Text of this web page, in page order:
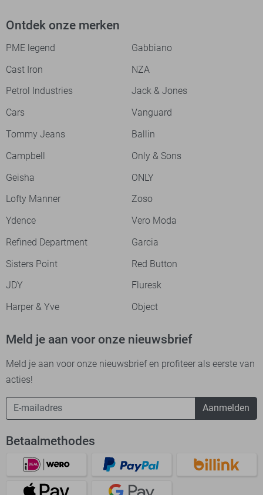
Ontdek onze merken
PME legend
Gabbiano
Cast Iron
NZA
Petrol Industries
Jack & Jones
Cars
Vanguard
Tommy Jeans
Ballin
Campbell
Only & Sons
Geisha
ONLY
Lofty Manner
Zoso
Ydence
Vero Moda
Refined Department
Garcia
Sisters Point
Red Button
JDY
Fluresk
Harper & Yve
Object
Meld je aan voor onze nieuwsbrief
Meld je aan voor onze nieuwsbrief en profiteer als eerste van
acties!
Aanmelden
Betaalmethodes